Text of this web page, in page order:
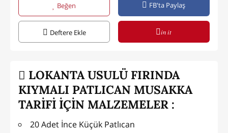
Beğen FB'ta Paylaş
Deftere Ekle in it
LOKANTA USULÜ FIRINDA
KIYMALI PATLICAN MUSAKKA
TARİFİ İÇİN MALZEMELER :
20 Adet İnce Küçük Patlıcan